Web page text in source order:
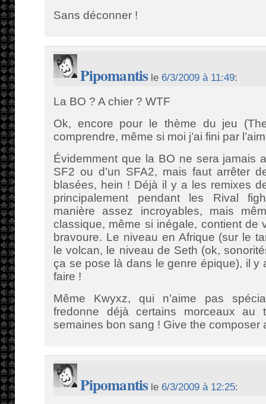
Sans déconner !
Pipomantisle 6/3/2009 à 11:49:
La BO ? A chier ? WTF
Ok, encore pour le thème du jeu
comprendre, même si moi j’ai fini par
Évidemment que la BO ne sera jamais
SF2 ou d’un SFA2, mais faut arrêter
blasées, hein ! Déjà il y a les remixes
principalement pendant les Rival
manière assez incroyables, mais
classique, même si inégale, contient de
bravoure. Le niveau en Afrique (sur le
le volcan, le niveau de Seth (ok,
ça se pose là dans le genre épique), il y
faire !
Même Kwyxz, qui n’aime pas
fredonne déjà certains morceaux
semaines bon sang ! Give the composer
Pipomantisle 6/3/2009 à 12:25: